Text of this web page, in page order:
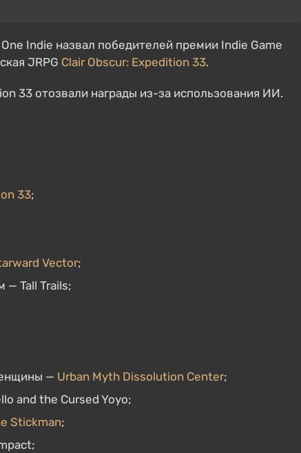
Indie назвал победителей премии Indie Game
JRPG Clair Obscur: Expedition 33.
33 отозвали награды из-за использования ИИ.
33;
Vector;
— Tall Trails;
— Urban Myth Dissolution Center;
and the Cursed Yoyo;
Stickman;